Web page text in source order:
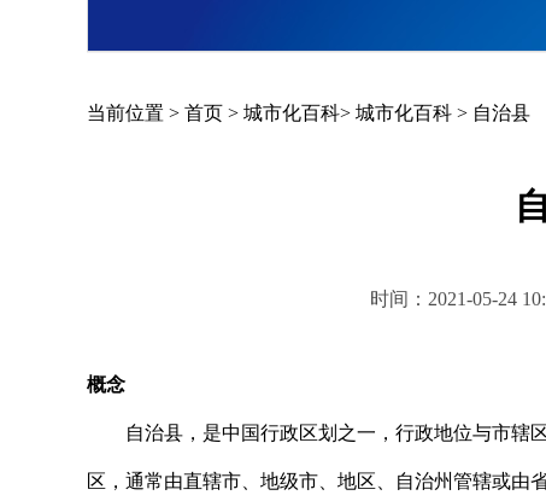
当前位置 > 首页 > 城市化百科> 城市化百科 > 自治县
时间：2021-05-24
概念
自治县，是中国行政区划之一，行政地位与市辖
区，通常由直辖市、地级市、地区、自治州管辖或由